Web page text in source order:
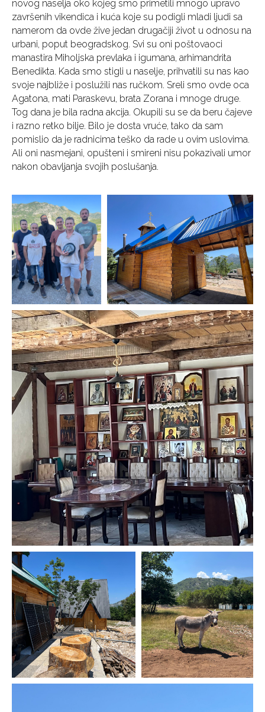
novog naselja oko kojeg smo primetili mnogo upravo
završenih vikendica i kuća koje su podigli mladi ljudi sa
namerom da ovde žive jedan drugačiji život u odnosu na
urbani, poput beogradskog. Svi su oni poštovaoci
manastira Miholjska prevlaka i igumana, arhimandrita
Benedikta. Kada smo stigli u naselje, prihvatili su nas kao
svoje najbliže i poslužili nas ručkom. Sreli smo ovde oca
Agatona, mati Paraskevu, brata Zorana i mnoge druge.
Tog dana je bila radna akcija. Okupili su se da beru čajeve
i razno retko bilje. Bilo je dosta vruće, tako da sam
pomislio da je radnicima teško da rade u ovim uslovima.
Ali oni nasmejani, opušteni i smireni nisu pokazivali umor
nakon obavljanja svojih poslušanja.